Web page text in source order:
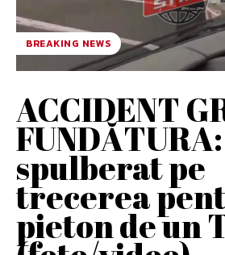
BREAKING NEWS
ACCIDENT
spulberat pe
trecerea
pieton de un